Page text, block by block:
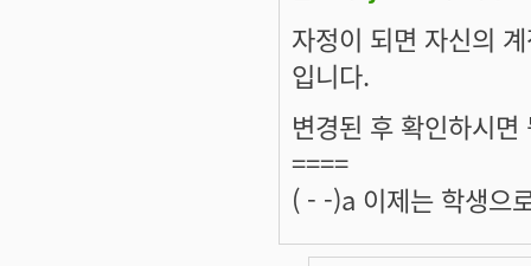
자정이 되면 자신의
입니다.
변경된 후 확인하시면
====
( - -)a 이제는 학생으